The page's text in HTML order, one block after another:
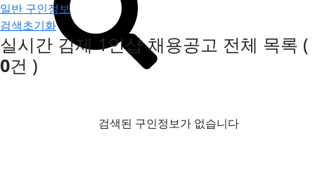
일반 구인정보
검색초기화
실시간 김제 1인샵 채용공고 전체 목록 (
0건 )
검색된 구인정보가 없습니다